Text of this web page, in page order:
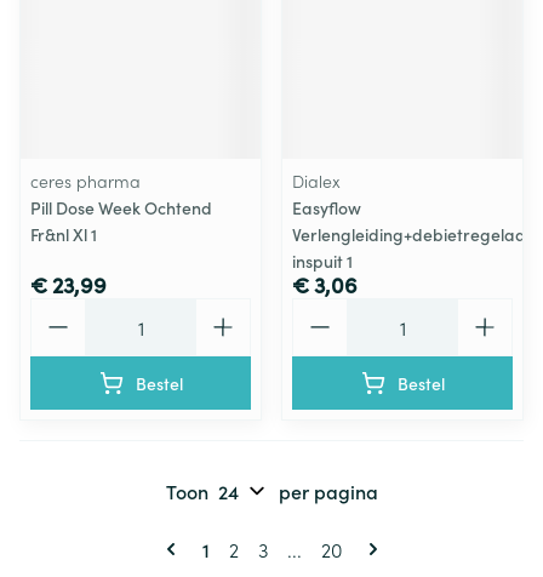
ceres pharma
Pill Dose Week Ochtend
Fr&nl Xl 1
€ 23,99
Bestel
Dialex
Easyflow
inspuit 1
€ 3,06
Bestel
Pagina's
U lees momenteel pagina
1 Pagina
2 Pagina
3 ... Pagina
20
Toon per pagina